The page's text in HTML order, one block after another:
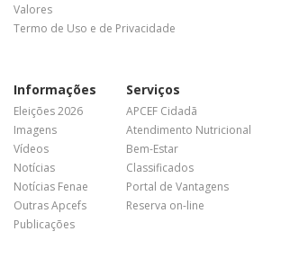
Valores
Termo de Uso e de Privacidade
Informações
Eleições 2026
Imagens
Vídeos
Notícias
Notícias Fenae
Outras Apcefs
Publicações
Serviços
APCEF Cidadã
Atendimento Nutricional
Bem-Estar
Classificados
Portal de Vantagens
Reserva on-line